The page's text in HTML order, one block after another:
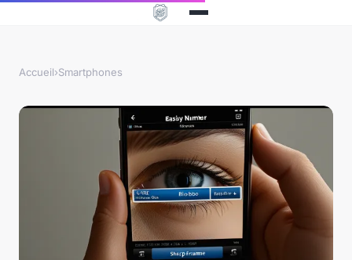
Accueil›Smartphones